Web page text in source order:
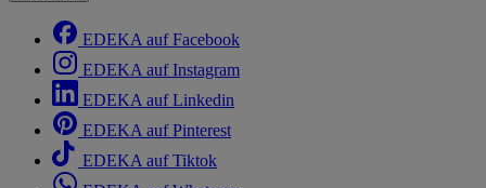
EDEKA auf Facebook
EDEKA auf Instagram
EDEKA auf Linkedin
EDEKA auf Pinterest
EDEKA auf Tiktok